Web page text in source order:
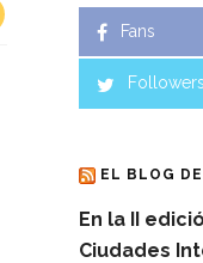
Fans
Followers
EL BLOG
En la II
Ciudades